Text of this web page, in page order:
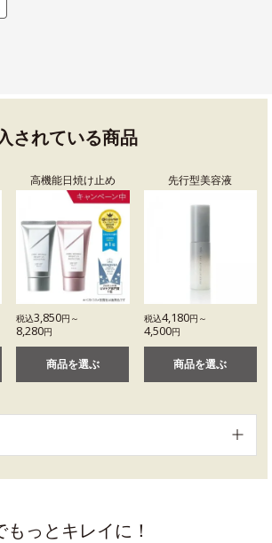
されている商品
高機能日焼け止め
税込3,850円～
8,280円
商品を選ぶ
先行型美容液
税込4,180円～
4,500円
商品を選ぶ
っとキレイに！